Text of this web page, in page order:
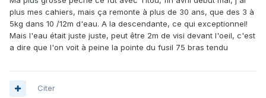
plus mes cahiers, mais ça remonte à plus de 30 ans, que des 3 à
5kg dans 10 /12m d'eau. A la descendante, ce qui exceptionnel!
Mais l'eau était juste juste, peut être 2m de visi devant l'oeil, c'est
a dire que l'on voit à peine la pointe du fusil 75 bras tendu
Citer